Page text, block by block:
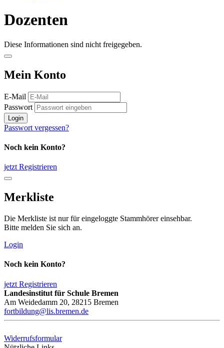
Dozenten
Diese Informationen sind nicht freigegeben.
Mein Konto
E-Mail
Passwort
Login
Passwort vergessen?
Noch kein Konto?
jetzt Registrieren
Merkliste
Die Merkliste ist nur für eingeloggte Stammhörer einsehbar.
Bitte melden Sie sich an.
Login
Noch kein Konto?
jetzt Registrieren
Landesinstitut für Schule Bremen
Am Weidedamm 20, 28215 Bremen
fortbildung@lis.bremen.de
Widerrufsformular